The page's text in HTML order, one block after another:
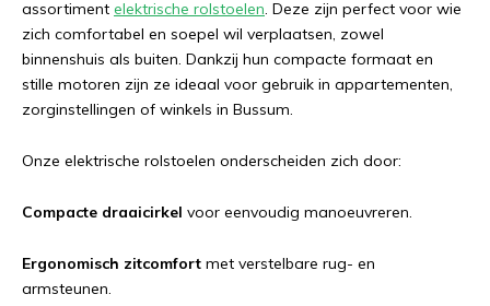
assortiment elektrische rolstoelen. Deze zijn perfect voor wie
zich comfortabel en soepel wil verplaatsen, zowel
binnenshuis als buiten. Dankzij hun compacte formaat en
stille motoren zijn ze ideaal voor gebruik in appartementen,
zorginstellingen of winkels in Bussum.
Onze elektrische rolstoelen onderscheiden zich door:
Compacte draaicirkel voor eenvoudig manoeuvreren.
Ergonomisch zitcomfort met verstelbare rug- en
armsteunen.